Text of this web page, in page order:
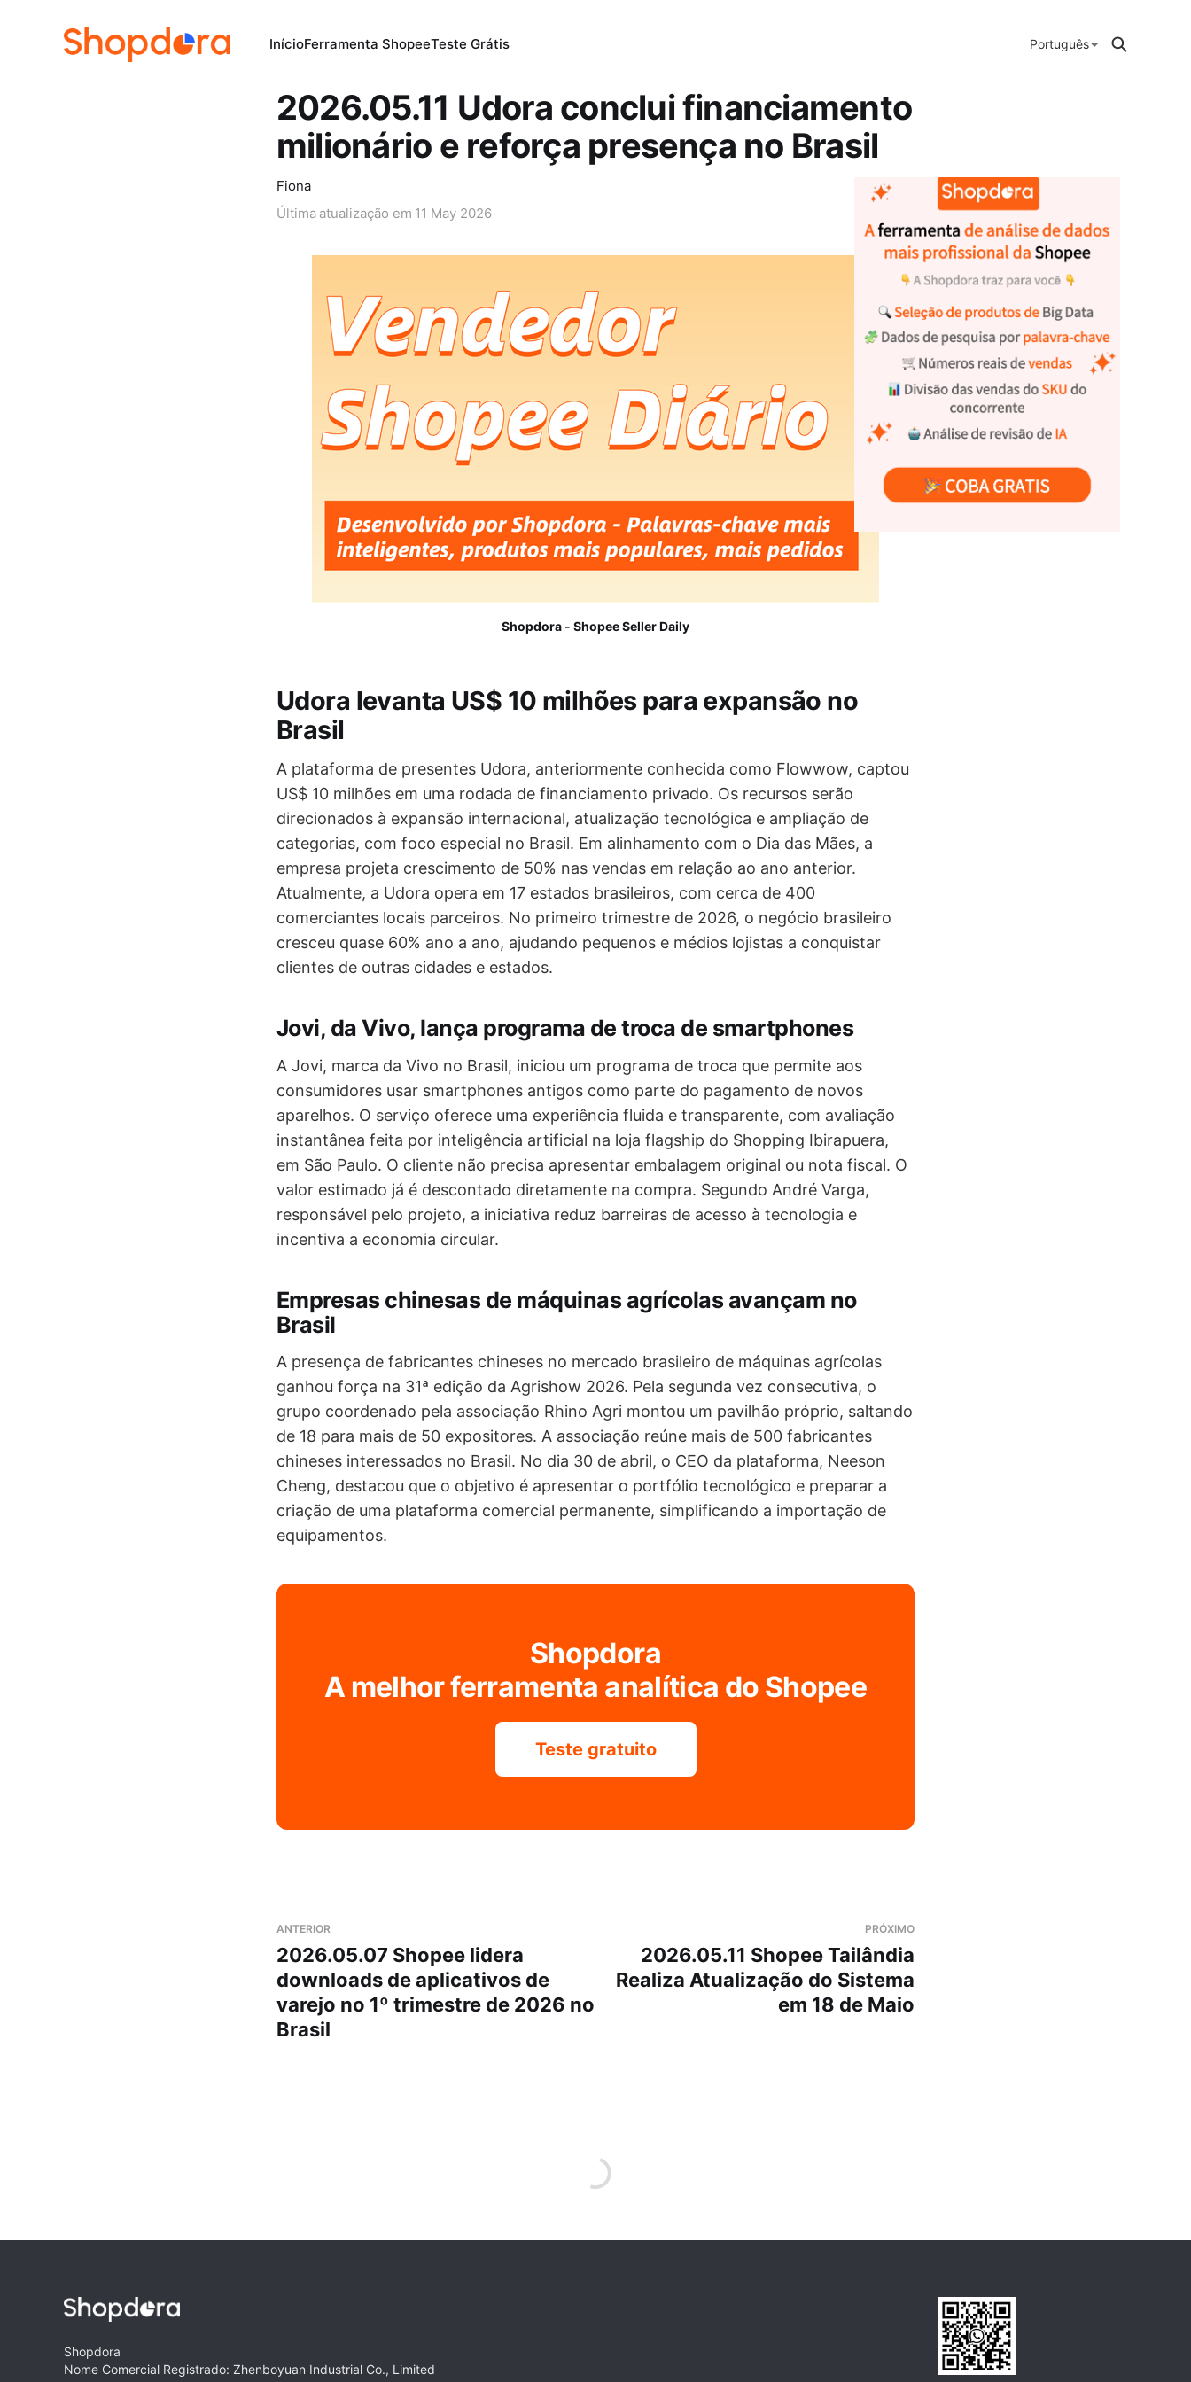
InícioFerramenta ShopeeTeste Grátis Português
2026.05.11 Udora conclui financiamento
milionário e reforça presença no Brasil
Fiona
Última atualização em 11 May 2026
Shopdora - Shopee Seller Daily
Udora levanta US$ 10 milhões para expansão no
Brasil
A plataforma de presentes Udora, anteriormente conhecida como Flowwow, captou
US$ 10 milhões em uma rodada de financiamento privado. Os recursos serão
direcionados à expansão internacional, atualização tecnológica e ampliação de
categorias, com foco especial no Brasil. Em alinhamento com o Dia das Mães, a
empresa projeta crescimento de 50% nas vendas em relação ao ano anterior.
Atualmente, a Udora opera em 17 estados brasileiros, com cerca de 400
comerciantes locais parceiros. No primeiro trimestre de 2026, o negócio brasileiro
cresceu quase 60% ano a ano, ajudando pequenos e médios lojistas a conquistar
clientes de outras cidades e estados.
Jovi, da Vivo, lança programa de troca de smartphones
A Jovi, marca da Vivo no Brasil, iniciou um programa de troca que permite aos
consumidores usar smartphones antigos como parte do pagamento de novos
aparelhos. O serviço oferece uma experiência fluida e transparente, com avaliação
instantânea feita por inteligência artificial na loja flagship do Shopping Ibirapuera,
em São Paulo. O cliente não precisa apresentar embalagem original ou nota fiscal. O
valor estimado já é descontado diretamente na compra. Segundo André Varga,
responsável pelo projeto, a iniciativa reduz barreiras de acesso à tecnologia e
incentiva a economia circular.
Empresas chinesas de máquinas agrícolas avançam no
Brasil
A presença de fabricantes chineses no mercado brasileiro de máquinas agrícolas
ganhou força na 31ª edição da Agrishow 2026. Pela segunda vez consecutiva, o
grupo coordenado pela associação Rhino Agri montou um pavilhão próprio, saltando
de 18 para mais de 50 expositores. A associação reúne mais de 500 fabricantes
chineses interessados no Brasil. No dia 30 de abril, o CEO da plataforma, Neeson
Cheng, destacou que o objetivo é apresentar o portfólio tecnológico e preparar a
criação de uma plataforma comercial permanente, simplificando a importação de
equipamentos.
Shopdora
A melhor ferramenta analítica do Shopee
Teste gratuito
ANTERIOR
2026.05.07 Shopee lidera
downloads de aplicativos de
varejo no 1º trimestre de 2026 no
Brasil
PRÓXIMO
2026.05.11 Shopee Tailândia
Realiza Atualização do Sistema
em 18 de Maio
Shopdora
Nome Comercial Registrado: Zhenboyuan Industrial Co., Limited